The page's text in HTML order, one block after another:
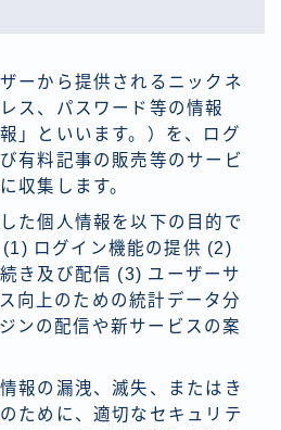
ーから提供されるニックネ
ス、パスワード等の情報
」といいます。）を、ログ
有料記事の販売等のサービ
収集します。
た個人情報を以下の目的で
ログイン機能の提供 (2)
き及び配信 (3) ユーザーサ
向上のための統計データ分
ンの配信や新サービスの案
報の漏洩、滅失、またはき
ために、適切なセキュリテ